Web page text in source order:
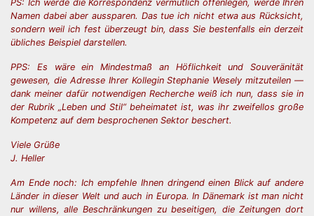
PS: Ich werde die Korrespondenz vermutlich offenlegen, werde Ihren
Namen dabei aber aussparen. Das tue ich nicht etwa aus Rücksicht,
sondern weil ich fest überzeugt bin, dass Sie bestenfalls ein derzeit
übliches Beispiel darstellen.
PPS: Es wäre ein Mindestmaß an Höflichkeit und Souveränität
gewesen, die Adresse Ihrer Kollegin Stephanie Wesely mitzuteilen —
dank meiner dafür notwendigen Recherche weiß ich nun, dass sie in
der Rubrik „Leben und Stil“ beheimatet ist, was ihr zweifellos große
Kompetenz auf dem besprochenen Sektor beschert.
Viele Grüße
J. Heller
Am Ende noch: Ich empfehle Ihnen dringend einen Blick auf andere
Länder in dieser Welt und auch in Europa. In Dänemark ist man nicht
nur willens, alle Beschränkungen zu beseitigen, die Zeitungen dort